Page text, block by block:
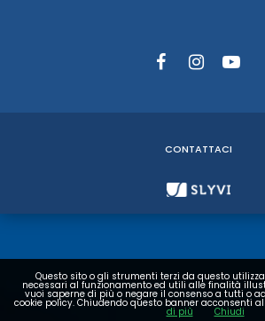
CONTATTACI
Questo sito o gli strumenti terzi da questo
necessari al funzionamento ed utili alle finalità
vuoi saperne di più o negare il consenso a tutti o
cookie policy. Chiudendo questo banner acconsenti
di più Chiudi